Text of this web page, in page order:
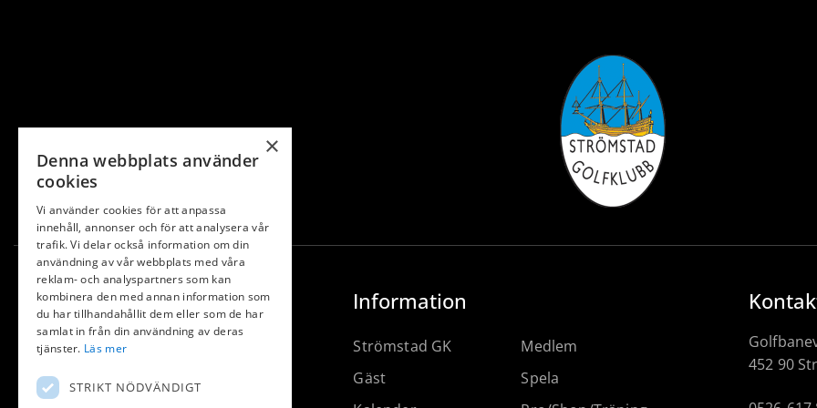
Information
Strömstad GK
Medlem
Gäst
Spela
452 90
×
Denna webbplats använder
cookies
Vi använder cookies för att anpassa
innehåll, annonser och för att analysera vår
trafik. Vi delar också information om din
användning av vår webbplats med våra
reklam- och analyspartners som kan
kombinera den med annan information som
du har tillhandahållit dem eller som de har
samlat in från din användning av deras
tjänster. Läs mer
STRIKT NÖDVÄNDIGT